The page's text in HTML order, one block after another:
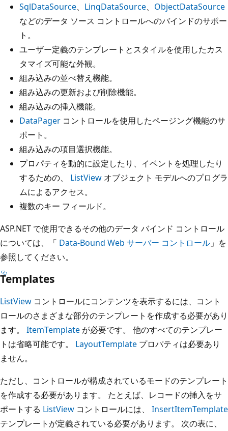
SqlDataSource、 LinqDataSource、 ObjectDataSource
などのデータ ソース コントロールへのバインドのサポー
ト。
ユーザー定義のテンプレートとスタイルを使用したカス
タマイズ可能な外観。
組み込みの並べ替え機能。
組み込みの更新および削除機能。
組み込みの挿入機能。
DataPager コントロールを使用したページング機能のサ
ポート。
組み込みの項目選択機能。
プロパティを動的に設定したり、イベントを処理したり
するための、 ListView オブジェクト モデルへのプログラ
ムによるアクセス。
複数のキー フィールド。
ASP.NET で使用できるその他のデータ バインド コントロール
については、「 Data-Bound Web サーバー コントロール 」を
参照してください。
Templates
ListView コントロールにコンテンツを表示するには、コント
ロールのさまざまな部分のテンプレートを作成する必要があり
ます。 ItemTemplate が必要です。 他のすべてのテンプレー
トは省略可能です。 LayoutTemplate プロパティは必要あり
ません。
ただし、コントロールが構成されているモードのテンプレート
を作成する必要があります。 たとえば、レコードの挿入をサ
ポートする ListView コントロールには、 InsertItemTemplate
テンプレートが定義されている必要があります。 次の表に、